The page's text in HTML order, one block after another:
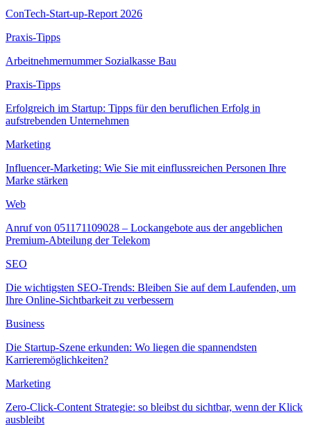
ConTech-Start-up-Report 2026
Praxis-Tipps
Arbeitnehmernummer Sozialkasse Bau
Praxis-Tipps
Erfolgreich im Startup: Tipps für den beruflichen Erfolg in
aufstrebenden Unternehmen
Marketing
Influencer-Marketing: Wie Sie mit einflussreichen Personen Ihre
Marke stärken
Web
Anruf von 051171109028 – Lockangebote aus der angeblichen
Premium-Abteilung der Telekom
SEO
Die wichtigsten SEO-Trends: Bleiben Sie auf dem Laufenden, um
Ihre Online-Sichtbarkeit zu verbessern
Business
Die Startup-Szene erkunden: Wo liegen die spannendsten
Karrieremöglichkeiten?
Marketing
Zero-Click-Content Strategie: so bleibst du sichtbar, wenn der Klick
ausbleibt